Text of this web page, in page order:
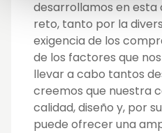
desarrollamos en esta
reto, tanto por la
exigencia de los
de los factores que
llevar a cabo tantos
creemos que nuestra
calidad, diseño y, por
puede ofrecer una